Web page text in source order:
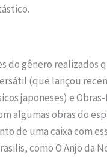
do gênero realizados
(que lançou
japoneses) e
algumas obras do
de uma caixa com
como O Anjo da